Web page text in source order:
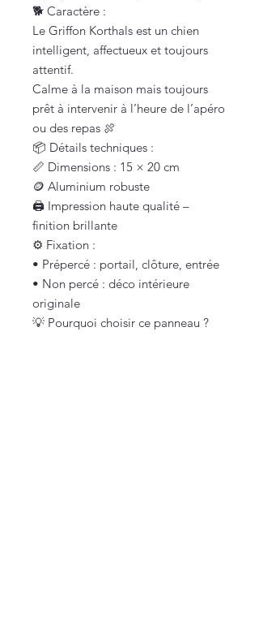
🐕 Caractère :
Le Griffon Korthals est un chien
intelligent, affectueux et toujours
attentif.
Calme à la maison mais toujours
prêt à intervenir à l’heure de l’apéro
ou des repas 🍖
📦 Détails techniques :
📏 Dimensions : 15 × 20 cm
🪙 Aluminium robuste
🖨️ Impression haute qualité –
finition brillante
⚙️ Fixation :
• Prépercé : portail, clôture, entrée
• Non percé : déco intérieure
originale
💡 Pourquoi choisir ce panneau ?